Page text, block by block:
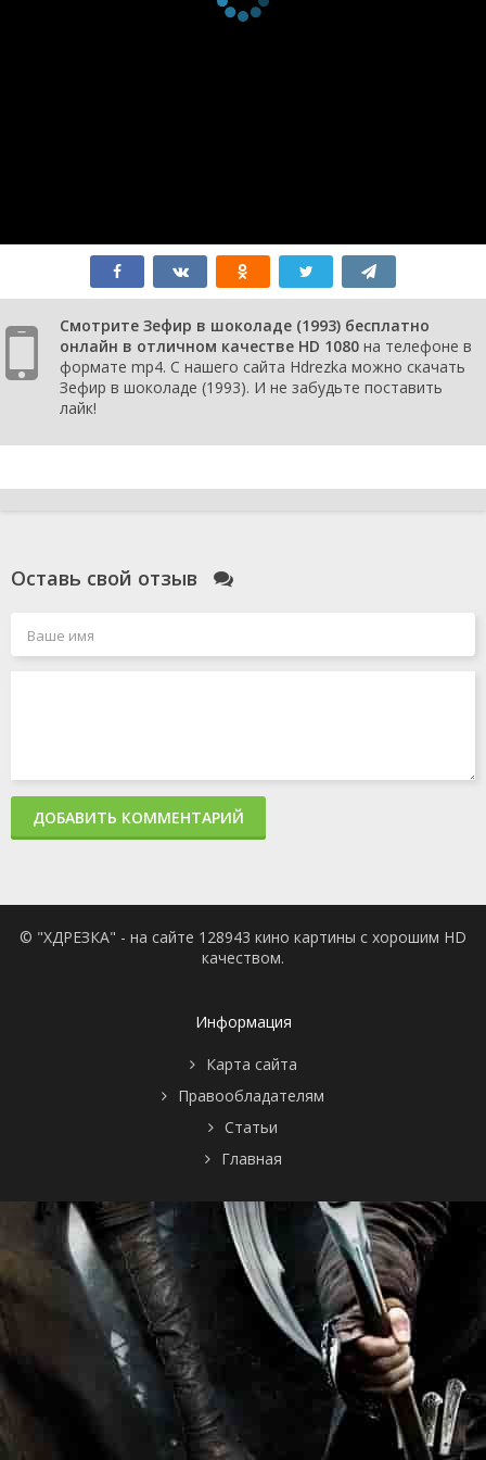
Смотрите Зефир в шоколаде (1993) бесплатно
онлайн в отличном качестве HD 1080 на телефоне в
формате mp4. С нашего сайта Hdrezka можно скачать
Зефир в шоколаде (1993). И не забудьте поставить
лайк!
Оставь свой отзыв
ДОБАВИТЬ КОММЕНТАРИЙ
© "ХДРЕЗКА" - на сайте 128943 кино картины с хорошим HD
качеством.
Информация
Карта сайта
Правообладателям
Статьи
Главная